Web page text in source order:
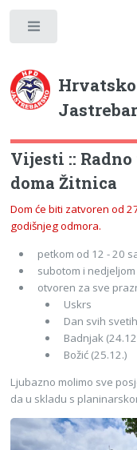
Vijesti ::
doma Žitnica
Dom će biti zatvoren od
godišnjeg odmora.
petkom od 12 - 20
subotom i
otvoren za sve
Uskrs
Dan svih
Badnjak
Božić (25.12.)
Ljubazno molimo sve
da u skladu s